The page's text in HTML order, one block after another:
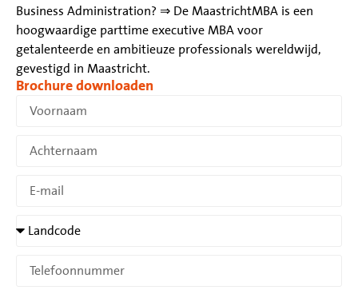
Business Administration? ⇒ De MaastrichtMBA is een
hoogwaardige parttime executive MBA voor
getalenteerde en ambitieuze professionals wereldwijd,
gevestigd in Maastricht.
Brochure downloaden